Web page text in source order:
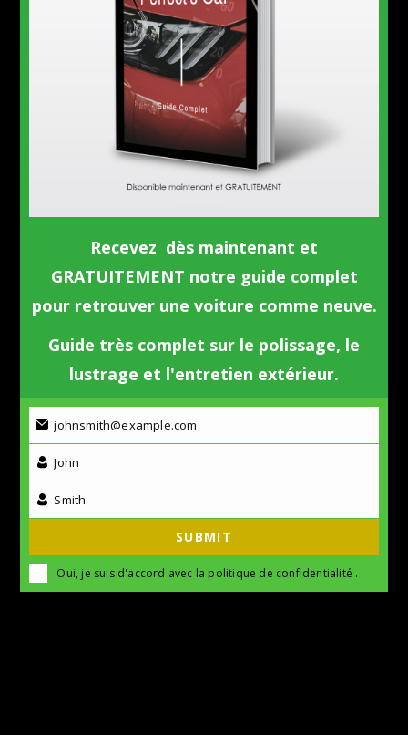
Recevez dès maintenant et
GRATUITEMENT notre guide complet
pour retrouver une voiture comme neuve.
Guide très complet sur le polissage, le
lustrage et l'entretien extérieur.
johnsmith@example.com
John
Smith
SUBMIT
Oui, je suis d'accord avec la politique de confidentialité .